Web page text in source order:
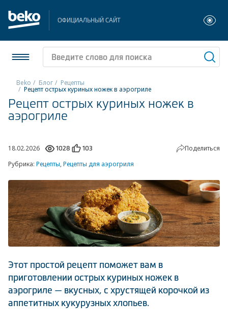
ОФИЦИАЛЬНЫЙ САЙТ
Холодильники и морозильники
Стиральные и сушильные машины
Посудомоечные машины
Плиты
Встраиваемая техника
Малая бытовая техника
Климатическая техника
Сравнить
Beko Блог Рецепты
Рецепт острых куриных ножек в аэрогриле
Рецепт острых куриных ножек в
аэрогриле
18.02.2026 1028 103
Поделиться
Рубрика: Рецепты,Рецепты для аэрогриля
Этот простой рецепт поможет вам в
приготовлении острых куриных ножек в
аэрогриле — вкусных, с хрустящей корочкой из
аппетитных кукурузных хлопьев.